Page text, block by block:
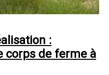
:
corps de ferme à